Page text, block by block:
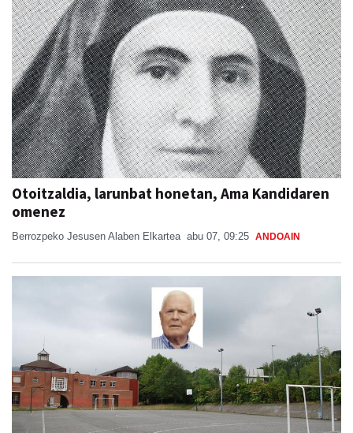
Otoitzaldia, larunbat honetan, Ama Kandidaren
omenez
Berrozpeko Jesusen Alaben Elkartea abu 07, 09:25 ANDOAIN